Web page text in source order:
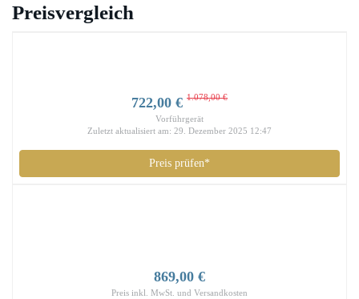
Preisvergleich
722,00 € 1.078,00 €
Vorführgerät
Zuletzt aktualisiert am: 29. Dezember 2025 12:47
Preis prüfen*
869,00 €
Preis inkl. MwSt. und Versandkosten